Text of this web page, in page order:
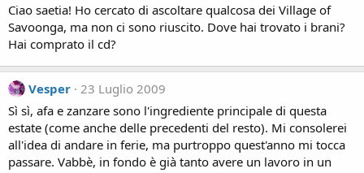
Ciao saetia! Ho cercato di ascoltare qualcosa dei Village of
Savoonga, ma non ci sono riuscito. Dove hai trovato i brani?
Hai comprato il cd?
Vesper 23 Luglio 2009
Sì sì, afa e zanzare sono l'ingrediente principale di questa
estate (come anche delle precedenti del resto). Mi consolerei
all'idea di andare in ferie, ma purtroppo quest'anno mi tocca
passare. Vabbè, in fondo è già tanto avere un lavoro in un